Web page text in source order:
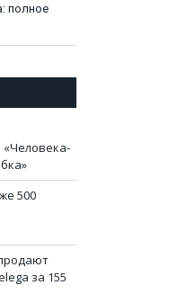
полное
500
за 155